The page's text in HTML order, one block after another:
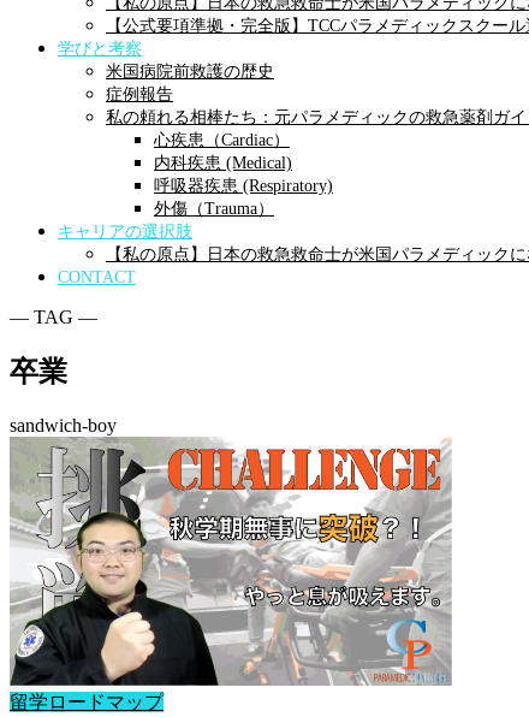
【公式要項準拠・完全版】TCCパラメディックスクー
学びと考察
米国病院前救護の歴史
症例報告
私の頼れる相棒たち：元パラメディックの救急薬剤ガイ
心疾患（Cardiac）
内科疾患 (Medical)
呼吸器疾患 (Respiratory)
外傷（Trauma）
キャリアの選択肢
【私の原点】日本の救急救命士が米国パラメディック
CONTACT
― TAG ―
卒業
sandwich-boy
留学ロードマップ